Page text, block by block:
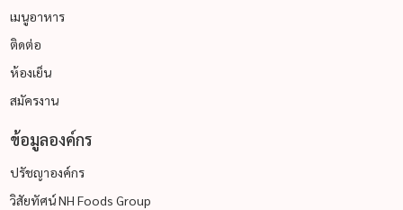
เมนูอาหาร
ติดต่อ
ห้องเย็น
สมัครงาน
ข้อมูลองค์กร
ปรัชญาองค์กร
วิสัยทัศน์ NH Foods Group